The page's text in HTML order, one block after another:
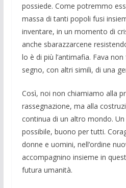
possiede. Come potremmo
massa di tanti popoli fusi
inventare, in un momento di
anche sbarazzarcene
lo è di più l’antimafia. Fava
segno, con altri simili, di una
Così, noi non chiamiamo alla
rassegnazione, ma alla
continua di un altro mondo.
possibile, buono per tutti.
donne e uomini, nell’ordine
accompagnino insieme in
futura umanità.